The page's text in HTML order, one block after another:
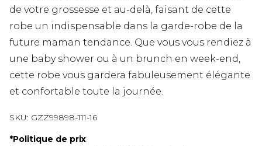
de votre grossesse et au-delà, faisant de cette
robe un indispensable dans la garde-robe de la
future maman tendance. Que vous vous rendiez à
une baby shower ou à un brunch en week-end,
cette robe vous gardera fabuleusement élégante
et confortable toute la journée.
SKU: GZZ99898-111-16
*Politique de prix